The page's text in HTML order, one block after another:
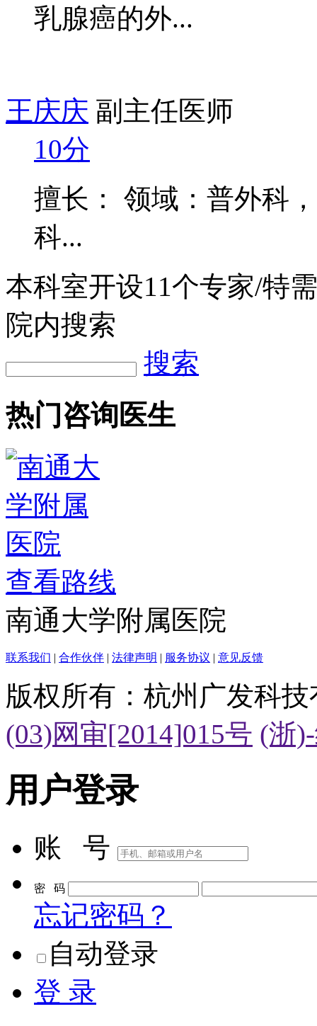
乳腺癌的外...
王庆庆 副主任医师
10分
擅长： 领域：普外科
科...
本科室开设11个专家/特
院内搜索
搜索
热门咨询医生
查看路线
南通大学附属医院
联系我们 | 合作伙伴 | 法律声明 | 服务协议 | 意见反馈
版权所有：杭州广发科
(03)网审[2014]015号 (浙
用户登录
账 号
密 码
忘记密码？
自动登录
登 录